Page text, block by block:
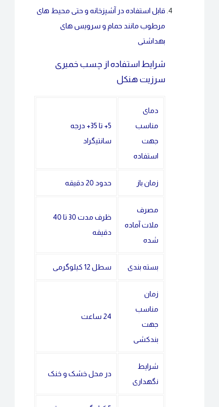
قابل استفاده در آشپزخانه و حتی محیط های
مرطوب مانند حمام و سرویس های
بهداشتی
شرایط استفاده از چسب خمیری
سرزیت هنکل
دمای
مناسب
جهت
استفاده
5+ تا 35+ درجه
سانتیگراد
زمان باز حدود 20 دقیقه
مصرف
ملات آماده
شده
ظرف مدت 30 تا 40
دقیقه
بسته بندی سطل 12 کیلوگرمی
زمان
مناسب
جهت
بندکشی
24 ساعت
شرایط
نگهداری
در محل خشک و خنک